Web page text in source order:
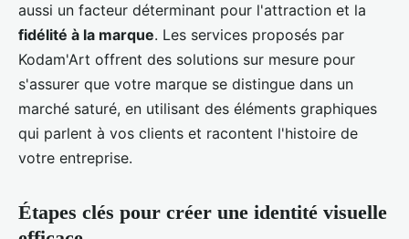
aussi un facteur déterminant pour l'attraction et la
fidélité à la marque. Les services proposés par
Kodam'Art offrent des solutions sur mesure pour
s'assurer que votre marque se distingue dans un
marché saturé, en utilisant des éléments graphiques
qui parlent à vos clients et racontent l'histoire de
votre entreprise.
Étapes clés pour créer une identité visuelle